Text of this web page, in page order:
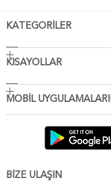
KATEGORİLER
KISAYOLLAR
MOBİL
BİZE ULAŞIN